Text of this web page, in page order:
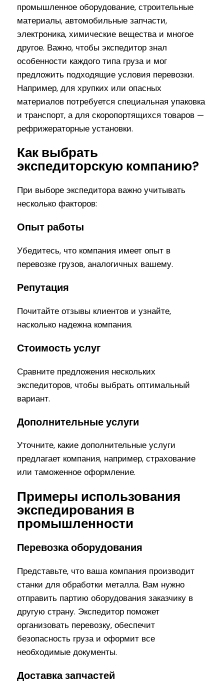
промышленное оборудование, строительные
материалы, автомобильные запчасти,
электроника, химические вещества и многое
другое. Важно, чтобы экспедитор знал
особенности каждого типа груза и мог
предложить подходящие условия перевозки.
Например, для хрупких или опасных
материалов потребуется специальная упаковка
и транспорт, а для скоропортящихся товаров —
рефрижераторные установки.
Как выбрать
экспедиторскую компанию?
При выборе экспедитора важно учитывать
несколько факторов:
Опыт работы
Убедитесь, что компания имеет опыт в
перевозке грузов, аналогичных вашему.
Репутация
Почитайте отзывы клиентов и узнайте,
насколько надежна компания.
Стоимость услуг
Сравните предложения нескольких
экспедиторов, чтобы выбрать оптимальный
вариант.
Дополнительные услуги
Уточните, какие дополнительные услуги
предлагает компания, например, страхование
или таможенное оформление.
Примеры использования
экспедирования в
промышленности
Перевозка оборудования
Представьте, что ваша компания производит
станки для обработки металла. Вам нужно
отправить партию оборудования заказчику в
другую страну. Экспедитор поможет
организовать перевозку, обеспечит
безопасность груза и оформит все
необходимые документы.
Доставка запчастей